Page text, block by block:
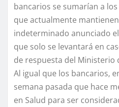
bancarios se sumarían a
que actualmente
indeterminado anunciado
que solo se levantará en
de respuesta del Ministerio
Al igual que los bancarios,
semana pasada que hace
en Salud para ser